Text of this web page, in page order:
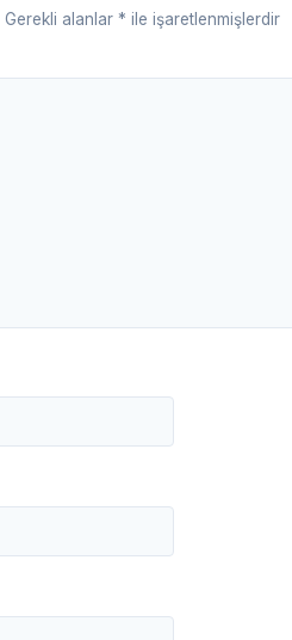
Gerekli alanlar * ile işaretlenmişlerdir